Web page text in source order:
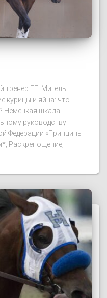
тренер FEI Мигель
курицы и яйца: что
Немецкая шкала
руководству
Федерации «Принципы
Раскрепощение,